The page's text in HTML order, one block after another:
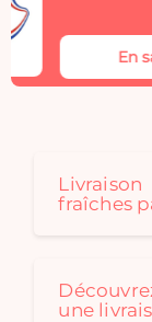
fraîches
une